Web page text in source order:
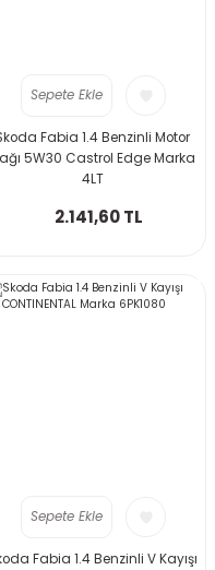
Sepete Ekle
Fabia 1.4 Benzinli Motor
5W30 Castrol Edge Marka
4LT
2.141,60 TL
Sepete Ekle
Fabia 1.4 Benzinli V Kayışı